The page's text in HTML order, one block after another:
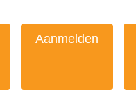
Aanmelden